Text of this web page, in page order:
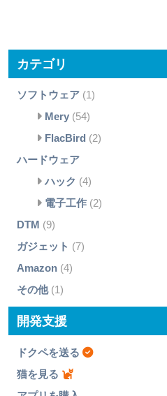
カテゴリ
ソフトウェア(1)
Mery(54)
FlacBird (2)
ハードウェア
ハック (4)
電子工作(2)
DTM (9)
ガジェット (7)
Amazon(4)
その他(1)
開発支援
ドクペを送る
猫を見る